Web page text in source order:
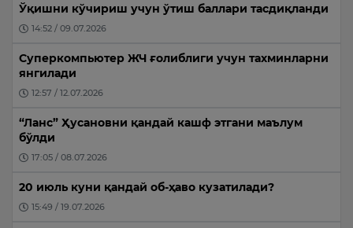
Ўқишни кўчириш учун ўтиш баллари тасдиқланди
14:52 / 09.07.2026
Суперкомпьютер ЖЧ ғолиблиги учун тахминларни
янгилади
12:57 / 12.07.2026
“Ланс” Ҳусановни қандай кашф этгани маълум
бўлди
17:05 / 08.07.2026
20 июль куни қандай об-ҳаво кузатилади?
15:49 / 19.07.2026